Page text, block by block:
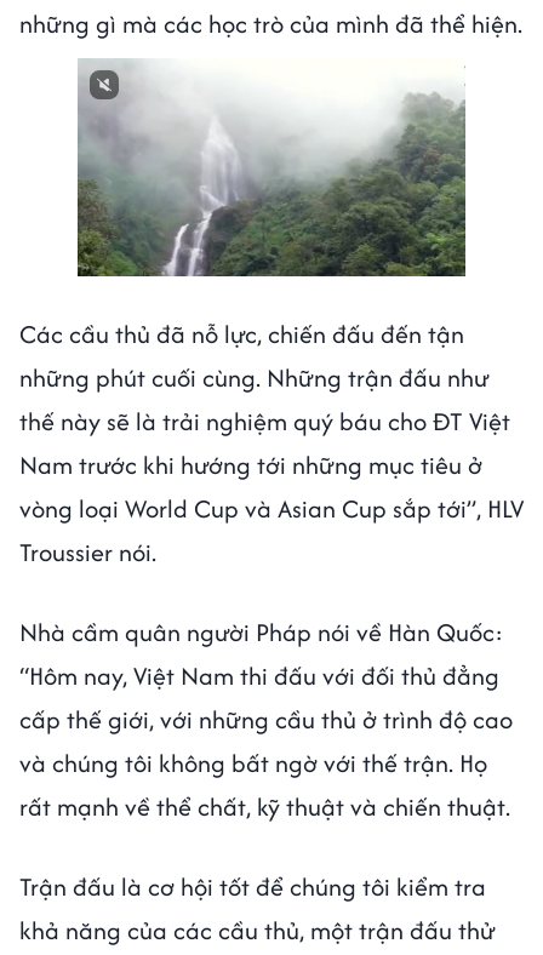
những gì mà các học trò của mình đã thể hiện.
Các cầu thủ đã nỗ lực, chiến đấu đến tận
những phút cuối cùng. Những trận đấu như
thế này sẽ là trải nghiệm quý báu cho ĐT Việt
Nam trước khi hướng tới những mục tiêu ở
vòng loại World Cup và Asian Cup sắp tới”, HLV
Troussier nói.
Nhà cầm quân người Pháp nói về Hàn Quốc:
“Hôm nay, Việt Nam thi đấu với đối thủ đẳng
cấp thế giới, với những cầu thủ ở trình độ cao
và chúng tôi không bất ngờ với thế trận. Họ
rất mạnh về thể chất, kỹ thuật và chiến thuật.
Trận đấu là cơ hội tốt để chúng tôi kiểm tra
khả năng của các cầu thủ, một trận đấu thử